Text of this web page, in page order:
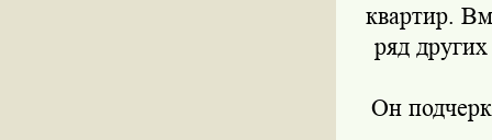
квартир.
ряд
Он